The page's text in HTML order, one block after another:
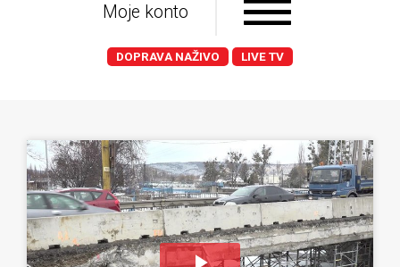
Moje konto
DOPRAVA NAŽIVO LIVE TV